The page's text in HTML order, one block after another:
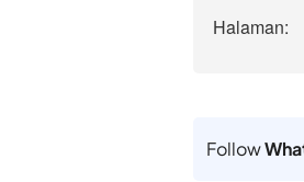
Halaman:
Follow